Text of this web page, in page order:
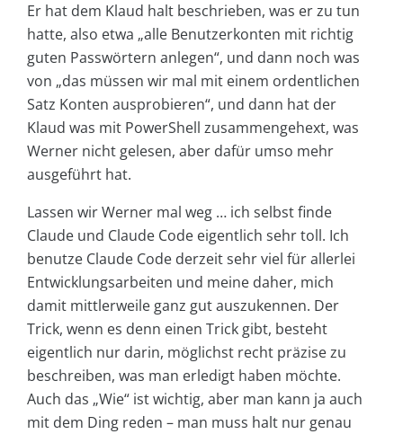
Er hat dem Klaud halt beschrieben, was er zu tun
hatte, also etwa „alle Benutzerkonten mit richtig
guten Passwörtern anlegen“, und dann noch was
von „das müssen wir mal mit einem ordentlichen
Satz Konten ausprobieren“, und dann hat der
Klaud was mit PowerShell zusammengehext, was
Werner nicht gelesen, aber dafür umso mehr
ausgeführt hat.
Lassen wir Werner mal weg … ich selbst finde
Claude und Claude Code eigentlich sehr toll. Ich
benutze Claude Code derzeit sehr viel für allerlei
Entwicklungsarbeiten und meine daher, mich
damit mittlerweile ganz gut auszukennen. Der
Trick, wenn es denn einen Trick gibt, besteht
eigentlich nur darin, möglichst recht präzise zu
beschreiben, was man erledigt haben möchte.
Auch das „Wie“ ist wichtig, aber man kann ja auch
mit dem Ding reden – man muss halt nur genau